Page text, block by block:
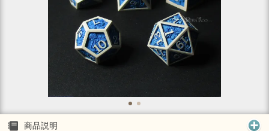
商品説明